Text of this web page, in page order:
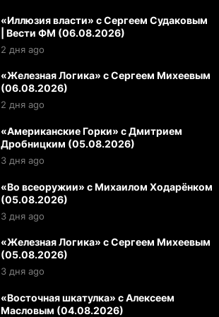
«Иллюзия власти» с Сергеем Судаковым
| Вести ФМ (06.08.2026)
2 дня ago
«Железная Логика» с Сергеем Михеевым
(06.08.2026)
2 дня ago
«Американские Горки» с Дмитрием
Дробницким (05.08.2026)
3 дня ago
«Во всеоружии» с Михаилом Ходарёнком
(05.08.2026)
3 дня ago
«Железная Логика» с Сергеем Михеевым
(05.08.2026)
3 дня ago
«Восточная шкатулка» с Алексеем
Масловым (04.08.2026)